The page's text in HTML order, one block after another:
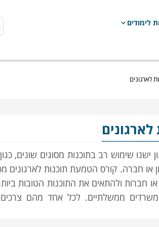
לימודים
לארגונים
ישנו שימוש רב בתוכנות מסוגים שונים,
או חברה. קורס הטמעת תוכנות לארגונים
חברות ולהתאים את התוכנות הטובות
ממשלתיים. לכל אחד מהם
להיכרות הראשונית, יועצים אלו